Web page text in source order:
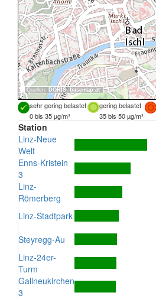
Quellen: DORIS, basemap.at
sehr gering belastet gering belastet
0 bis 35 µg/m³
35 bis 50 µg/m³
Station
Linz-Neue
Welt
Enns-Kristein
3
Linz-
Römerberg
Linz-Stadtpark
Steyregg-Au
Linz-24er-
Turm
Gallneukirchen
3